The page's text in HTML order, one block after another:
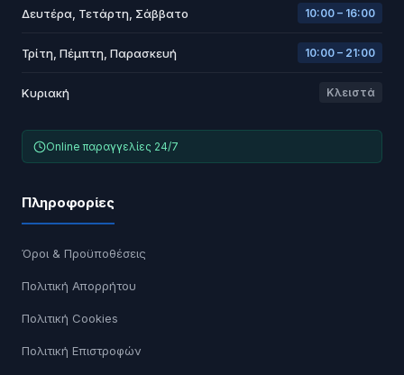
Δευτέρα, Τετάρτη, Σάββατο 10:00 – 16:00
Τρίτη, Πέμπτη, Παρασκευή 10:00 – 21:00
Κυριακή Κλειστά
Online παραγγελίες 24/7
Πληροφορίες
Όροι & Προϋποθέσεις
Πολιτική Απορρήτου
Πολιτική Cookies
Πολιτική Επιστροφών